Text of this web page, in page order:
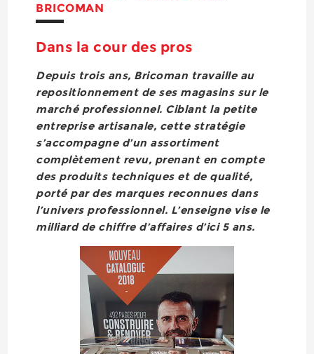
BRICOMAN
Dans la cour des pros
Depuis trois ans, Bricoman travaille au
repositionnement de ses magasins sur le
marché professionnel. Ciblant la petite
entreprise artisanale, cette stratégie
s’accompagne d’un assortiment
complètement revu, prenant en compte
des produits techniques et de qualité,
porté par des marques reconnues dans
l’univers professionnel. L’enseigne vise le
milliard de chiffre d’affaires d’ici 5 ans.